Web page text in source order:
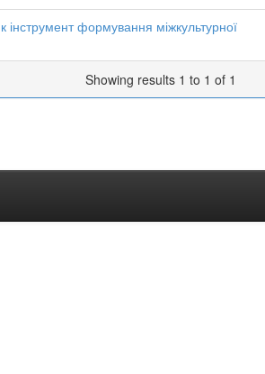
інструмент формування міжкультурної
Showing results 1 to 1 of 1